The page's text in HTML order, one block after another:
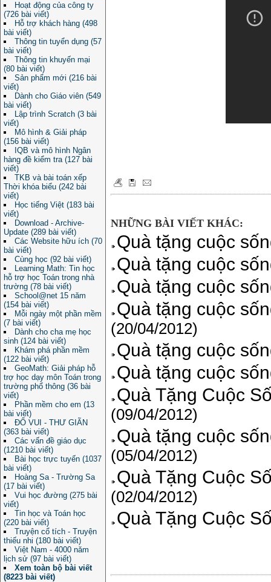
Hoạt động của công ty
(726 bài viết)
Hỗ trợ khách hàng (498
bài viết)
Thông tin tuyển dụng (57
bài viết)
Thông tin khuyến mại
(80 bài viết)
Sản phẩm mới (216 bài
viết)
Dành cho Giáo viên (549
bài viết)
Lập trình Scratch (3 bài
viết)
Mô hình & Giải pháp
(156 bài viết)
IQB và mô hình Ngân
hàng đề kiểm tra (127 bài
viết)
TKB và bài toán xếp
Thời khóa biểu (242 bài
viết)
Học tiếng Việt (183 bài
viết)
Download - Archive-
Update (289 bài viết)
Các Website hữu ích (70
bài viết)
Cùng học (92 bài viết)
Learning Math: Tin học
hỗ trợ học Toán trong nhà
trường (78 bài viết)
School@net 15 năm
(154 bài viết)
Mỗi ngày một phần mềm
(7 bài viết)
Dành cho cha mẹ học
sinh (124 bài viết)
Khám phá phần mềm
(122 bài viết)
GeoMath: Giải pháp hỗ
trợ học dạy môn Toán trong
trường phổ thông (36 bài
viết)
Phần mềm cho em (13
bài viết)
ĐỐ VUI - THƯ GIÃN
(363 bài viết)
Các vấn đề giáo dục
(1210 bài viết)
Bài học trực tuyến (1037
bài viết)
Hoàng Sa - Trường Sa
(17 bài viết)
Vui học đường (275 bài
viết)
Tin học và Toán học
(220 bài viết)
Truyện cổ tích - Truyện
thiếu nhi (180 bài viết)
Việt Nam - 4000 năm
lịch sử (97 bài viết)
Xem toàn bộ bài viết
(8223 bài viết)
NHỮNG BÀI VIẾT KHÁC:
Quà tặng cuộc
Quà tặng cuộc
Quà tặng cuộc
Quà tặng cuộc
(20/04/2012)
Quà tặng cuộc
Quà tặng cuộc
Quà Tặng Cuộc
(09/04/2012)
Quà tặng cuộc
(05/04/2012)
Quà Tặng Cuộc
(02/04/2012)
Quà Tặng Cuộc